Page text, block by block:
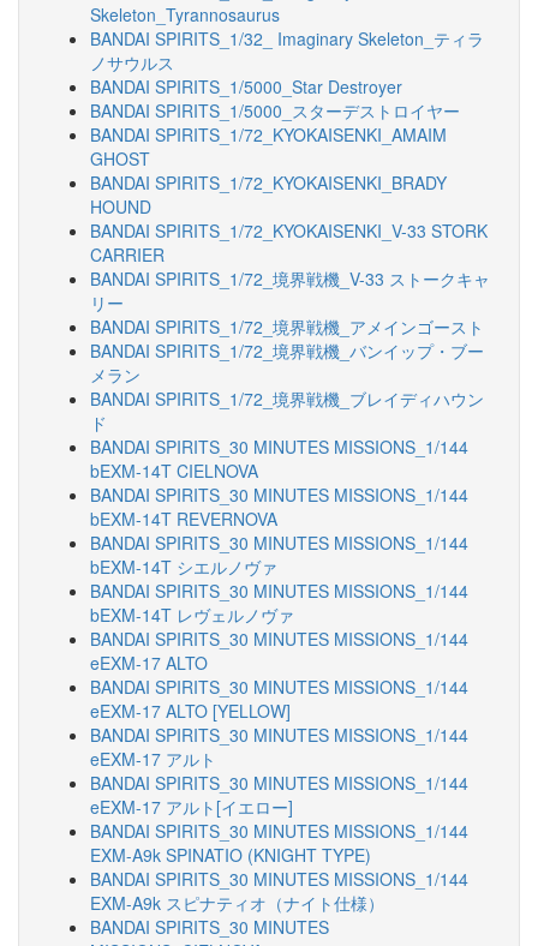
Skeleton_Tyrannosaurus
BANDAI SPIRITS_1/32_ Imaginary Skeleton_ティラ
ノサウルス
BANDAI SPIRITS_1/5000_Star Destroyer
BANDAI SPIRITS_1/5000_スターデストロイヤー
BANDAI SPIRITS_1/72_KYOKAISENKI_AMAIM
GHOST
BANDAI SPIRITS_1/72_KYOKAISENKI_BRADY
HOUND
BANDAI SPIRITS_1/72_KYOKAISENKI_V-33 STORK
CARRIER
BANDAI SPIRITS_1/72_境界戦機_V-33 ストークキャ
リー
BANDAI SPIRITS_1/72_境界戦機_アメインゴースト
BANDAI SPIRITS_1/72_境界戦機_バンイップ・ブー
メラン
BANDAI SPIRITS_1/72_境界戦機_ブレイディハウン
ド
BANDAI SPIRITS_30 MINUTES MISSIONS_1/144
bEXM-14T CIELNOVA
BANDAI SPIRITS_30 MINUTES MISSIONS_1/144
bEXM-14T REVERNOVA
BANDAI SPIRITS_30 MINUTES MISSIONS_1/144
bEXM-14T シエルノヴァ
BANDAI SPIRITS_30 MINUTES MISSIONS_1/144
bEXM-14T レヴェルノヴァ
BANDAI SPIRITS_30 MINUTES MISSIONS_1/144
eEXM-17 ALTO
BANDAI SPIRITS_30 MINUTES MISSIONS_1/144
eEXM-17 ALTO [YELLOW]
BANDAI SPIRITS_30 MINUTES MISSIONS_1/144
eEXM-17 アルト
BANDAI SPIRITS_30 MINUTES MISSIONS_1/144
eEXM-17 アルト[イエロー]
BANDAI SPIRITS_30 MINUTES MISSIONS_1/144
EXM-A9k SPINATIO (KNIGHT TYPE)
BANDAI SPIRITS_30 MINUTES MISSIONS_1/144
EXM-A9k スピナティオ（ナイト仕様）
BANDAI SPIRITS_30 MINUTES